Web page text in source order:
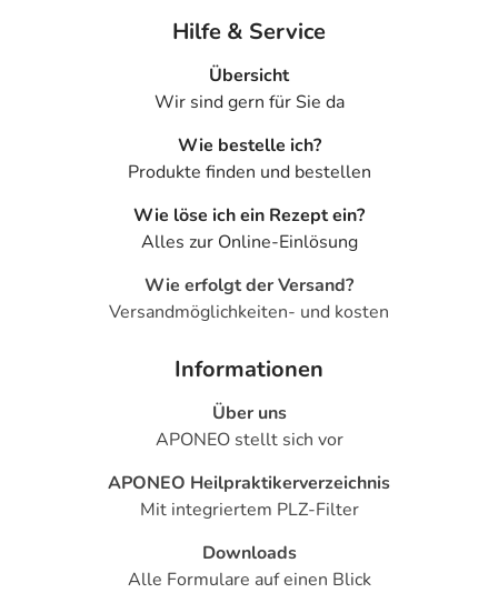
Hilfe & Service
Übersicht
Wir sind gern für Sie da
Wie bestelle ich?
Produkte finden und bestellen
Wie löse ich ein Rezept ein?
Alles zur Online-Einlösung
Wie erfolgt der Versand?
Versandmöglichkeiten- und kosten
Informationen
Über uns
APONEO stellt sich vor
APONEO Heilpraktikerverzeichnis
Mit integriertem PLZ-Filter
Downloads
Alle Formulare auf einen Blick